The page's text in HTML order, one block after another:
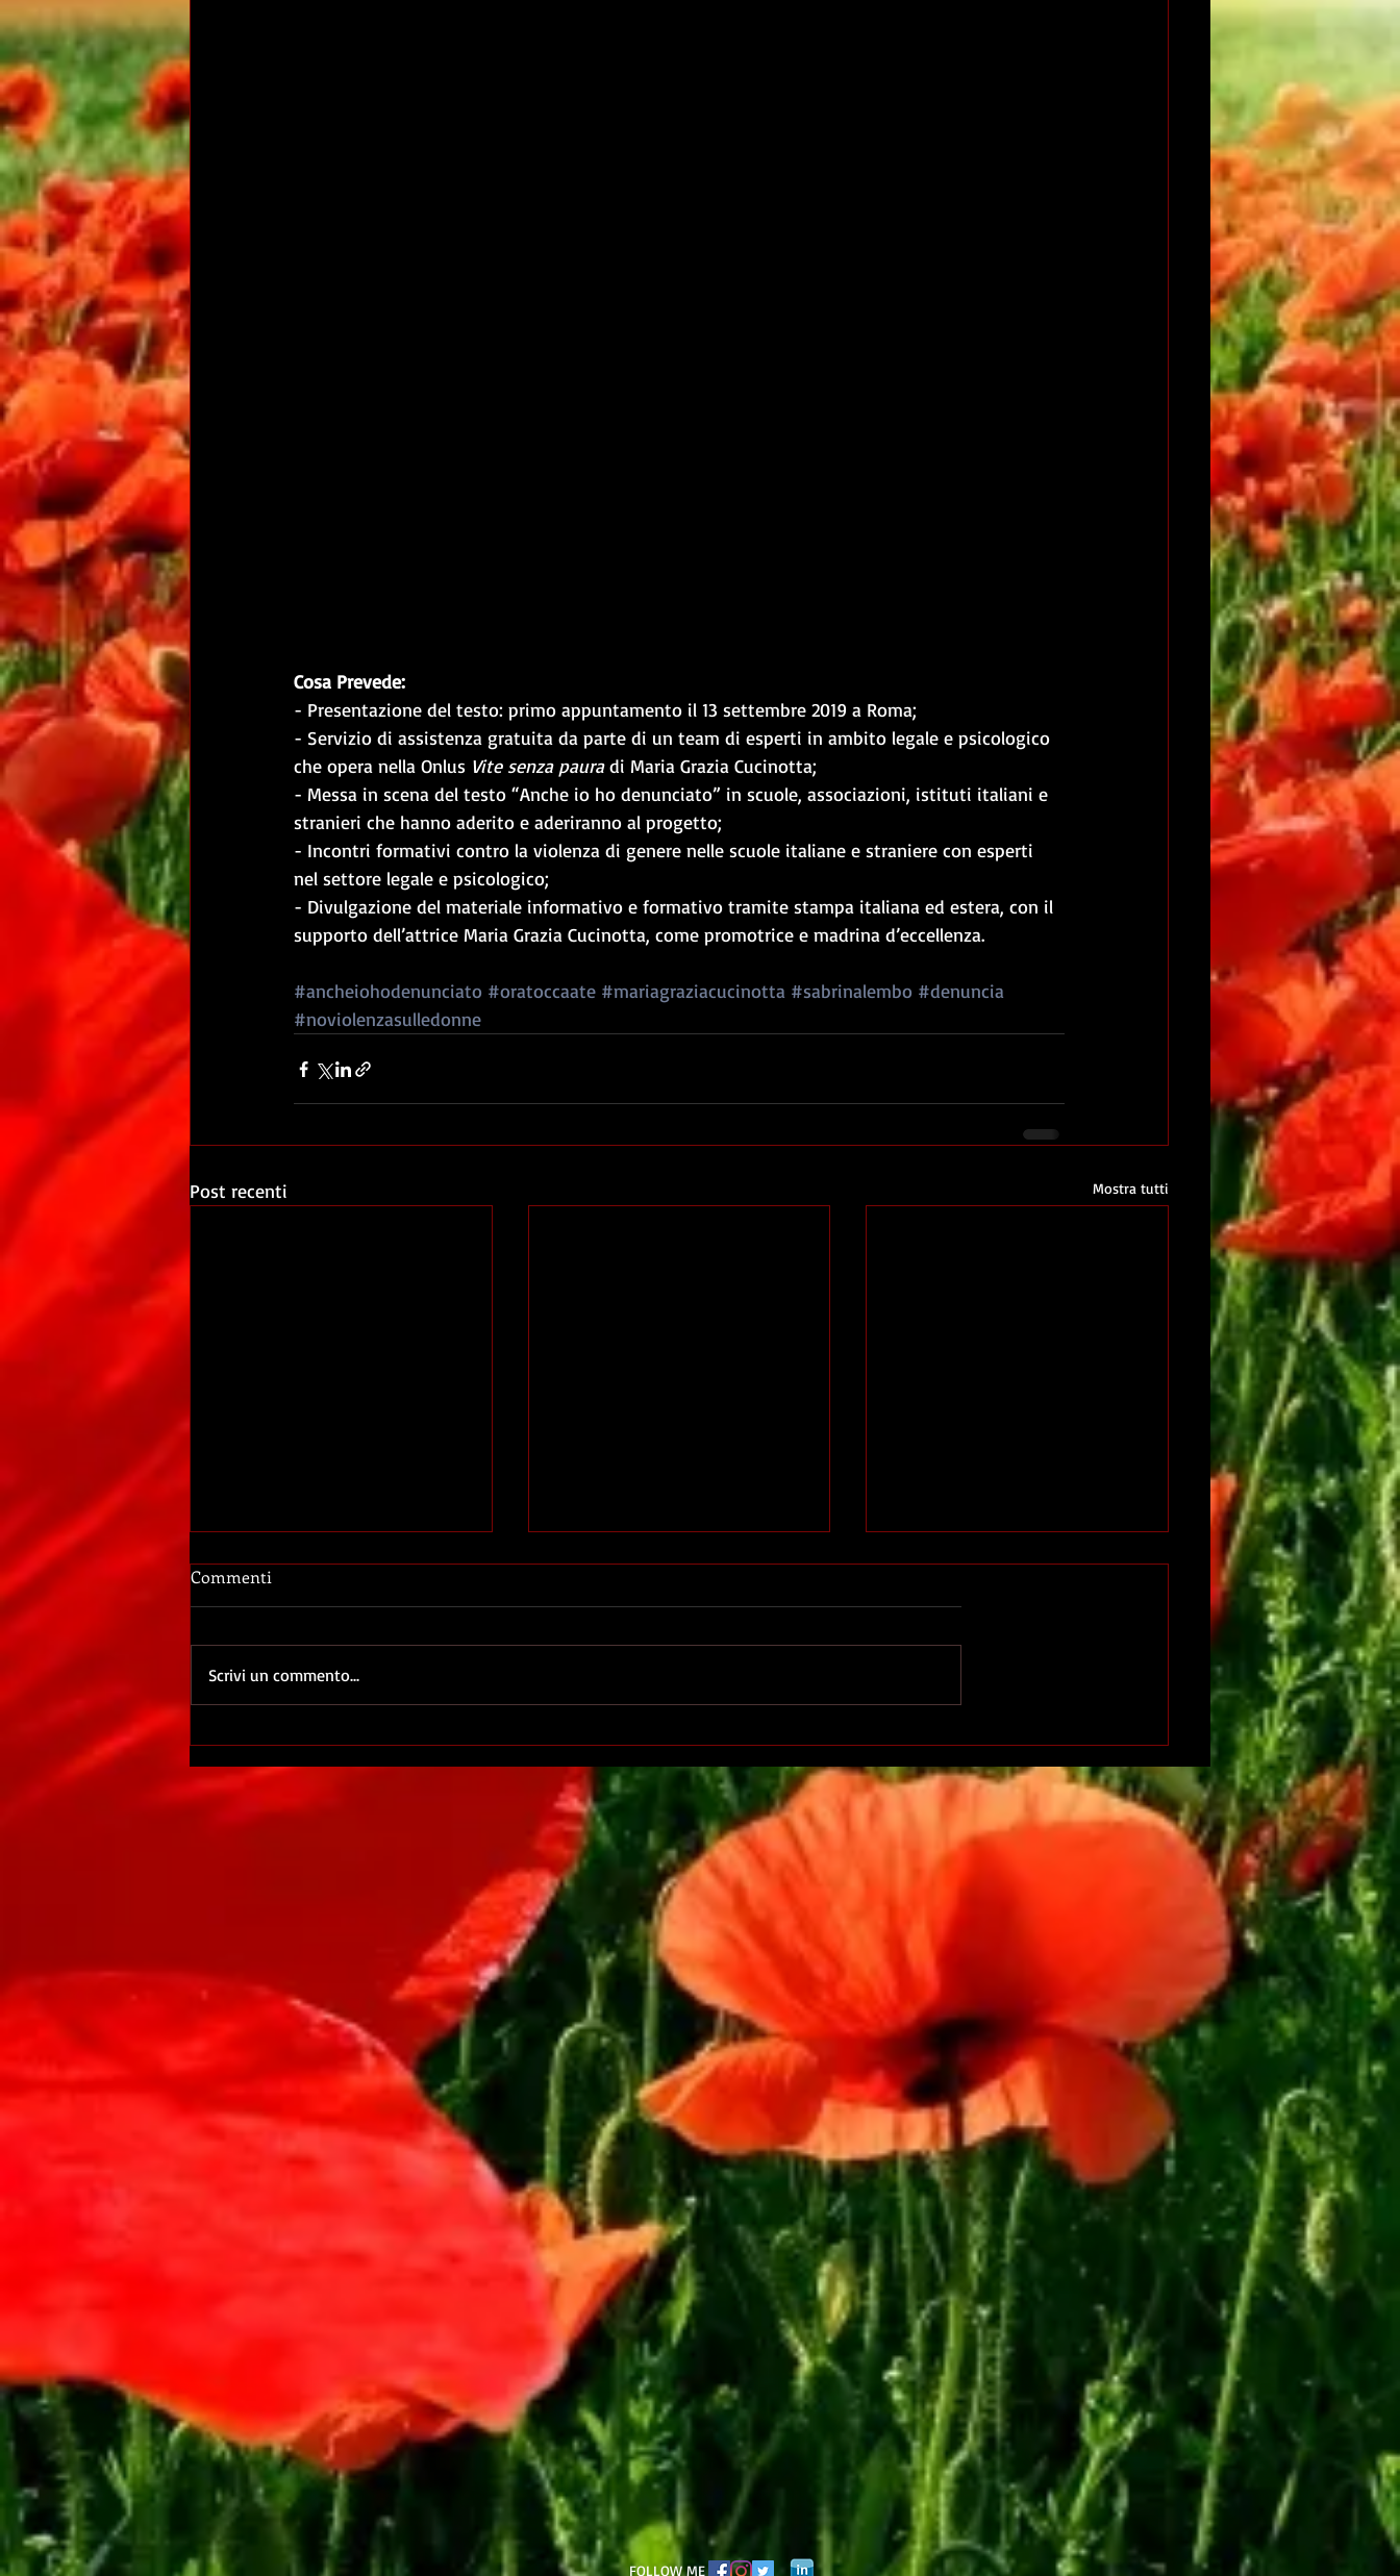
Cosa Prevede:
- Presentazione del testo: primo appuntamento il 13 settembre 2019 a Roma;
- Servizio di assistenza gratuita da parte di un team di esperti in ambito legale e psicologico
che opera nella Onlus Vite senza paura di Maria Grazia Cucinotta;
- Messa in scena del testo “Anche io ho denunciato” in scuole, associazioni, istituti italiani e
stranieri che hanno aderito e aderiranno al progetto;
- Incontri formativi contro la violenza di genere nelle scuole italiane e straniere con esperti
nel settore legale e psicologico;
- Divulgazione del materiale informativo e formativo tramite stampa italiana ed estera, con il
supporto dell’attrice Maria Grazia Cucinotta, come promotrice e madrina d’eccellenza.
#ancheiohodenunciato #oratoccaate #mariagraziacucinotta #sabrinalembo #denuncia
#noviolenzasulledonne
Post recenti Mostra tutti
MIA VITA
Scritti di cuore
belle.
Commenti
Scrivi un commento...
FOLLOW ME